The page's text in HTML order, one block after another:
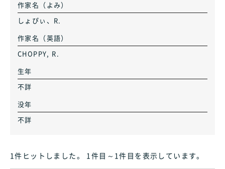
作家名（よみ）
しょぴぃ、R.
作家名（英語）
CHOPPY, R.
生年
不詳
没年
不詳
1件ヒット しました。 1件目～1件目 を表示しています。